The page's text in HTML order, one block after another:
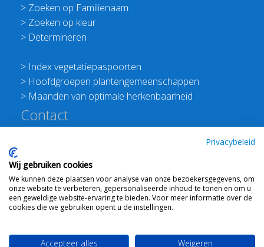
> Zoeken op Familienaam
> Zoeken op kleur
> Determineren
> Index vegetatiepaspoorten
> Hoofdgroepen plantengemeenschappen
> Maanden van optimale herkenbaarheid
Contact
E:info@floravannederland.nl
Plein 1992 70F 6221JP Maastricht
T: 06 41237586
KVK: 76114821 btw: NL860512289B01
Privacybeleid
Wij gebruiken cookies
We kunnen deze plaatsen voor analyse van onze bezoekersgegevens, om
onze website te verbeteren, gepersonaliseerde inhoud te tonen en om u
een geweldige website-ervaring te bieden. Voor meer informatie over de
cookies die we gebruiken opent u de instellingen.
Accepteer alles Weigeren